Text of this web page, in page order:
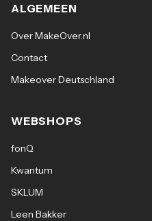
ALGEMEEN
Over MakeOver.nl
Contact
Makeover Deutschland
WEBSHOPS
fonQ
Kwantum
SKLUM
Leen Bakker